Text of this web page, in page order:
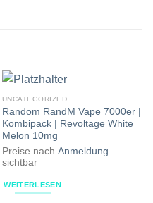
UNCATEGORIZED
Random RandM Vape 7000er |
Kombipack | Revoltage White
Melon 10mg
Preise nach Anmeldung
sichtbar
WEITERLESEN